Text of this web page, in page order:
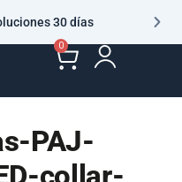
30 días
0
PAJ-